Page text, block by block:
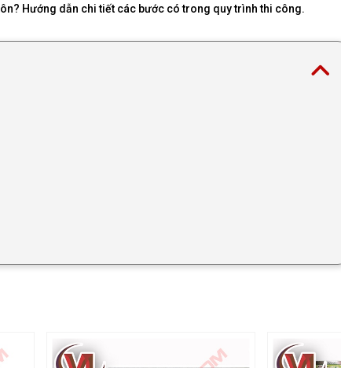
Hướng dẫn chi tiết các bước có trong quy trình thi công.